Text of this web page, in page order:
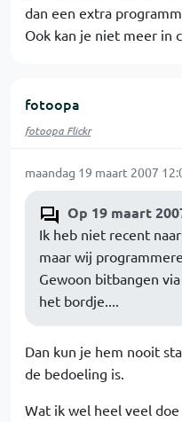
dan een extra
Ook kan je niet meer in
fotoopa
fotoopa Flickr
maandag 19 maart 2007
Op 19 maart
Ik heb niet recent
maar wij
Gewoon bitbangen
het bordje....
Dan kun je hem nooit
de bedoeling is.
Wat ik wel heel veel